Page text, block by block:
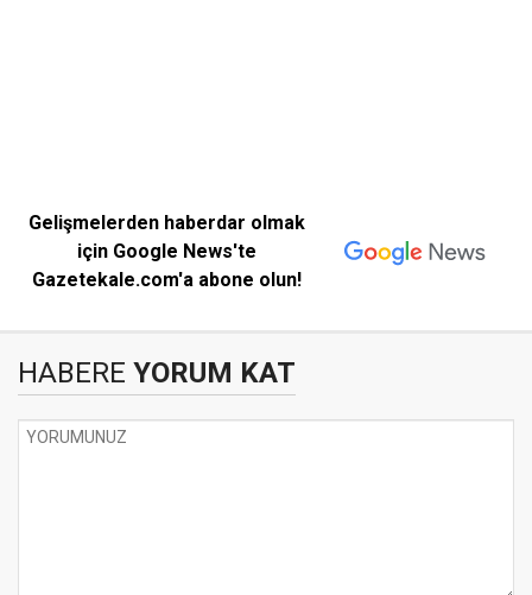
Gelişmelerden haberdar olmak
için Google News'te
Gazetekale.com'a abone olun!
HABERE YORUM KAT